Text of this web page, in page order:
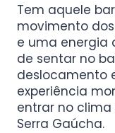
Tem aquele
movimento
e uma energia
de sentar no
deslocamento
experiência
entrar no
Serra Gaúcha.